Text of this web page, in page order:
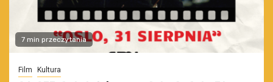
7 min przeczytania
Film Kultura